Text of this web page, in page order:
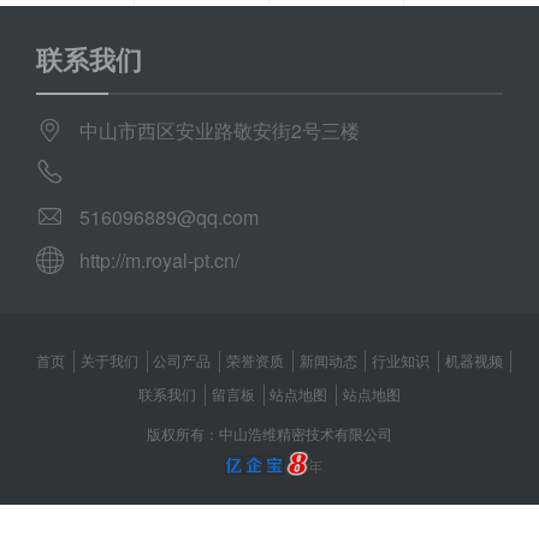
联系我们
中山市西区安业路敬安街2号三楼
516096889@qq.com
http://m.royal-pt.cn/
首页 关于我们 公司产品 荣誉资质 新闻动态 行业知识
机器视频
联系我们
留言板 站点地图
站点地图
版权所有：中山浩维精密技术有限公司